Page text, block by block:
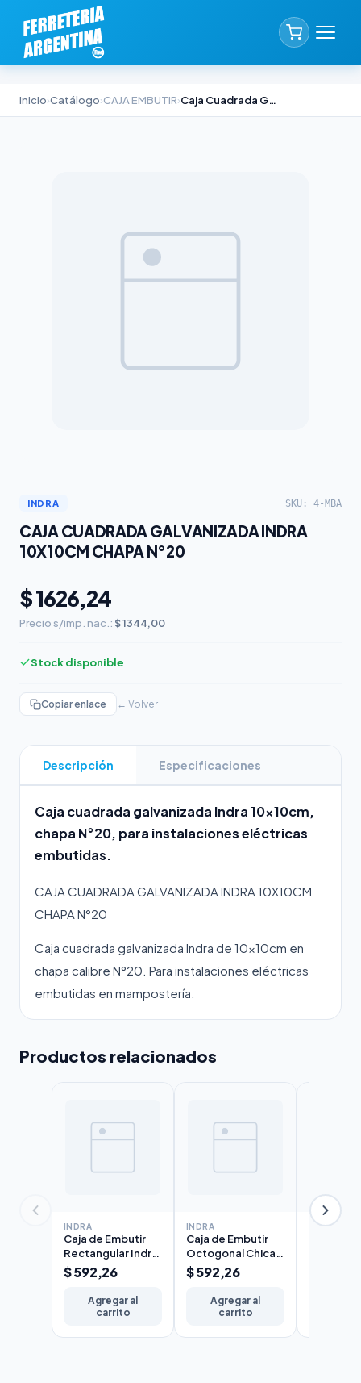
Inicio›Catálogo›CAJA EMBUTIR› Caja Cuadrada Galvanizada Indra 10x10cm Chapa N°20
INDRA SKU: 4-MBA
CAJA CUADRADA GALVANIZADA INDRA
10X10CM CHAPA N°20
$ 1626,24
Precio s/imp. nac.: $ 1344,00
Stock disponible
Copiar enlace ← Volver
Descripción Especificaciones
Caja cuadrada galvanizada Indra 10x10cm,
chapa N°20, para instalaciones eléctricas
embutidas.
CAJA CUADRADA GALVANIZADA INDRA 10X10CM
CHAPA N°20
Caja cuadrada galvanizada Indra de 10x10cm en
chapa calibre N°20. Para instalaciones eléctricas
embutidas en mampostería.
Productos relacionados
INDRA
Caja de Embutir
Rectangular Indra
5x10cm Chapa
N°20 Liviana
$ 592,26
Agregar al
carrito
INDRA
Caja de Embutir
Octogonal Chica
Indra 7x7cm
Chapa N°20
$ 592,26
Agregar al
carrito
INDRA
$